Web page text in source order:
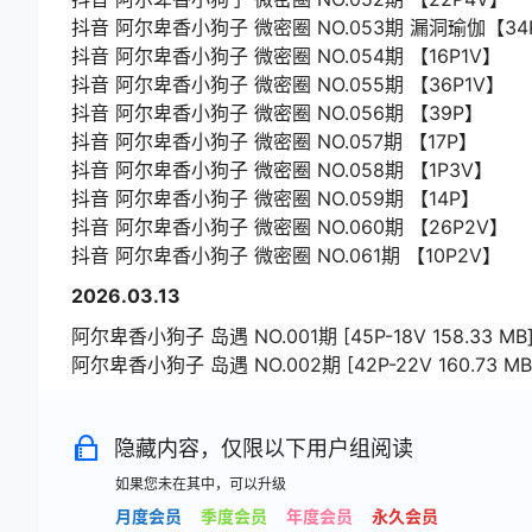
抖音 阿尔卑香小狗子 微密圈 NO.053期 漏洞瑜伽【
抖音 阿尔卑香小狗子 微密圈 NO.054期 【16P1V】
抖音 阿尔卑香小狗子 微密圈 NO.055期 【36P1V】
抖音 阿尔卑香小狗子 微密圈 NO.056期 【39P】
抖音 阿尔卑香小狗子 微密圈 NO.057期 【17P】
抖音 阿尔卑香小狗子 微密圈 NO.058期 【1P3V】
抖音 阿尔卑香小狗子 微密圈 NO.059期 【14P】
抖音 阿尔卑香小狗子 微密圈 NO.060期 【26P2V】
抖音 阿尔卑香小狗子 微密圈 NO.061期 【10P2V】
2026.03.13
阿尔卑香小狗子 岛遇 NO.001期 [45P-18V 158.33 MB]
阿尔卑香小狗子 岛遇 NO.002期 [42P-22V 160.73
隐藏内容，仅限以下用户组阅读
如果您未在其中，可以升级
月度会员 季度会员 年度会员 永久会员